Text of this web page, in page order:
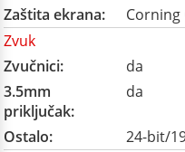
Zaštita ekrana:
Corning
Zvuk
Zvučnici:
da
3.5mm
priključak:
da
Ostalo:
24-bit/